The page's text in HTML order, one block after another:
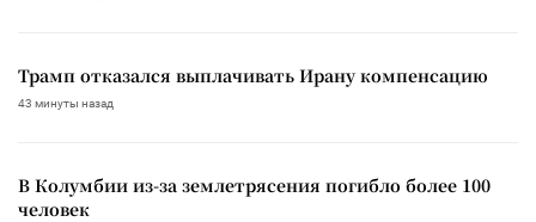
Трамп отказался выплачивать Ирану компенсацию
43 минуты назад
В Колумбии из-за землетрясения погибло более 100
человек